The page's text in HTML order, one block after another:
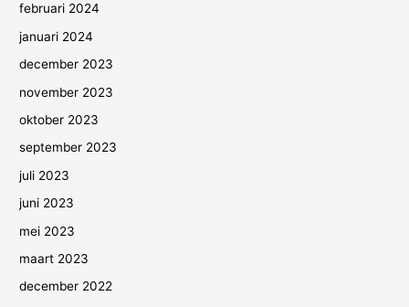
februari 2024
januari 2024
december 2023
november 2023
oktober 2023
september 2023
juli 2023
juni 2023
mei 2023
maart 2023
december 2022